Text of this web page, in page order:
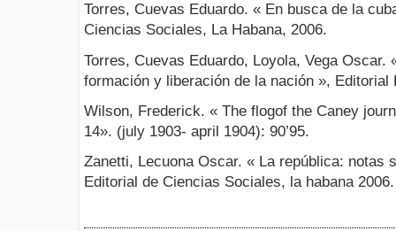
Torres, Cuevas Eduardo. « En busca de la
Ciencias Sociales, La Habana, 2006.
Torres, Cuevas Eduardo, Loyola, Vega Oscar.
formación y liberación de la nación », Editorial
Wilson, Frederick. « The flogof the Caney
14». (july 1903- april 1904): 90’95.
Zanetti, Lecuona Oscar. « La república: notas
Editorial de Ciencias Sociales, la habana 2006.